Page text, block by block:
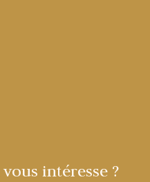
vous intéresse ?